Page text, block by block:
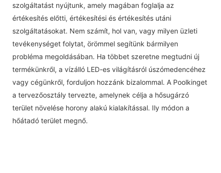
szolgáltatást nyújtunk, amely magában foglalja az
értékesítés előtti, értékesítési és értékesítés utáni
szolgáltatásokat. Nem számít, hol van, vagy milyen üzleti
tevékenységet folytat, örömmel segítünk bármilyen
probléma megoldásában. Ha többet szeretne megtudni új
termékünkről, a vízálló LED-es világításról úszómedencéhez
vagy cégünkről, forduljon hozzánk bizalommal. A Poolkinget
a tervezőosztály tervezte, amelynek célja a hősugárzó
terület növelése horony alakú kialakítással. Ily módon a
hőátadó terület megnő.